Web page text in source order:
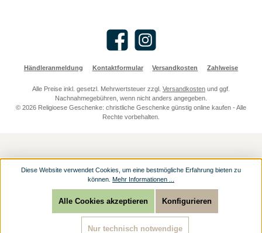
Facebook Instagram
Händleranmeldung Kontaktformular Versandkosten Zahlweise
Alle Preise inkl. gesetzl. Mehrwertsteuer zzgl. Versandkosten und ggf.
Nachnahmegebühren, wenn nicht anders angegeben.
© 2026 Religioese Geschenke: christliche Geschenke günstig online kaufen - Alle
Rechte vorbehalten.
Diese Website verwendet Cookies, um eine bestmögliche Erfahrung bieten zu
können. Mehr Informationen ...
Nur technisch notwendige
Konfigurieren
Alle Cookies akzeptieren